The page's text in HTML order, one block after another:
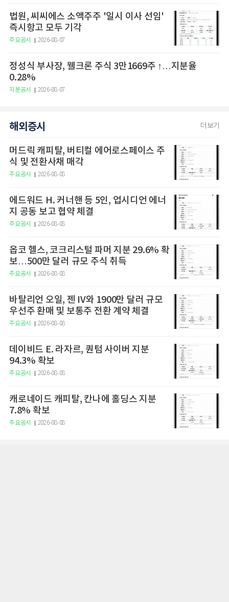
법원, 씨씨에스 소액주주 '일시 이사 선임'
즉시항고 모두 기각
주요공시 2026-08-07
정성식 부사장, 웰크론 주식 3만1669주 ↑…지분율
0.28%
지분공시 2026-08-07
해외증시 더보기
머드릭 캐피탈, 버티컬 에어로스페이스 주
식 및 전환사채 매각
주요공시 2026-08-08
에드워드 H. 커너핸 등 5인, 업시디언 에너
지 공동 보고 협약 체결
주요공시 2026-08-08
옵코 헬스, 코크리스털 파머 지분 29.6% 확
보…500만 달러 규모 주식 취득
주요공시 2026-08-08
바탈리언 오일, 젠 IV와 1900만 달러 규모
우선주 환매 및 보통주 전환 계약 체결
주요공시 2026-08-08
데이비드 E. 라자르, 퀀텀 사이버 지분
94.3% 확보
주요공시 2026-08-08
캐로네이드 캐피탈, 칸나에 홀딩스 지분
7.8% 확보
주요공시 2026-08-08